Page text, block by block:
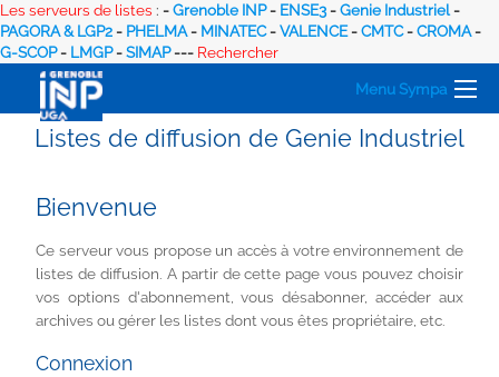
Les serveurs de listes : -Grenoble INP- ENSE3-Genie Industriel-
PAGORA & LGP2- PHELMA- MINATEC-VALENCE-CMTC-CROMA-
G-SCOP- LMGP-SIMAP--- Rechercher
Menu Sympa
Listes de diffusion de Genie Industriel
Bienvenue
Ce serveur vous propose un accès à votre environnement de
listes de diffusion. A partir de cette page vous pouvez choisir
vos options d'abonnement, vous désabonner, accéder aux
archives ou gérer les listes dont vous êtes propriétaire, etc.
Connexion